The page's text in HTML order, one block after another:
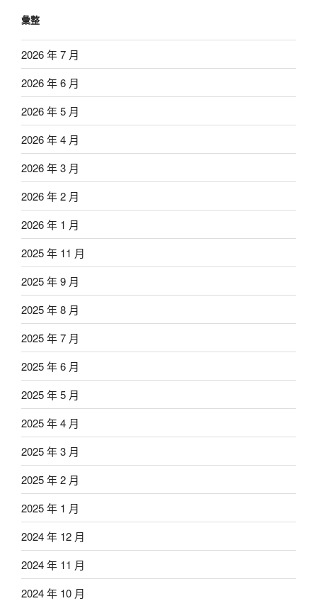
彙整
2026 年 7 月
2026 年 6 月
2026 年 5 月
2026 年 4 月
2026 年 3 月
2026 年 2 月
2026 年 1 月
2025 年 11 月
2025 年 9 月
2025 年 8 月
2025 年 7 月
2025 年 6 月
2025 年 5 月
2025 年 4 月
2025 年 3 月
2025 年 2 月
2025 年 1 月
2024 年 12 月
2024 年 11 月
2024 年 10 月